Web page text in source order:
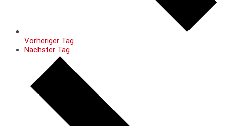
Vorheriger Tag
Nächster Tag